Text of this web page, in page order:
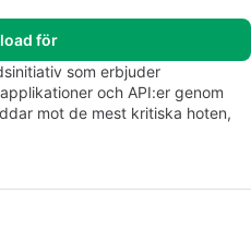
för
som erbjuder
och API:er genom
mot de mest kritiska hoten,